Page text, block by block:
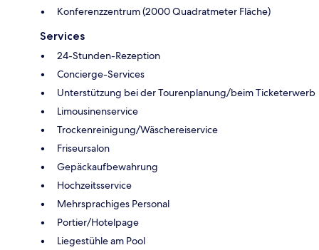
Konferenzzentrum (2000 Quadratmeter Fläche)
Services
24-Stunden-Rezeption
Concierge-Services
Unterstützung bei der Tourenplanung/beim Ticketerwerb
Limousinenservice
Trockenreinigung/Wäschereiservice
Friseursalon
Gepäckaufbewahrung
Hochzeitsservice
Mehrsprachiges Personal
Portier/Hotelpage
Liegestühle am Pool